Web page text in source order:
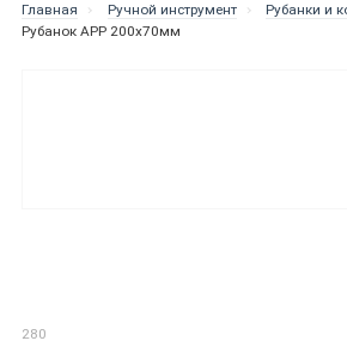
Главная Ручной инструмент
Рубанки и
Рубанок APP 200x70мм
280